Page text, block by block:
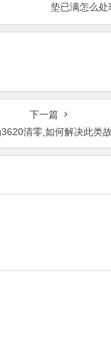
垫已满怎么处
下一篇
清零,如何解决此类